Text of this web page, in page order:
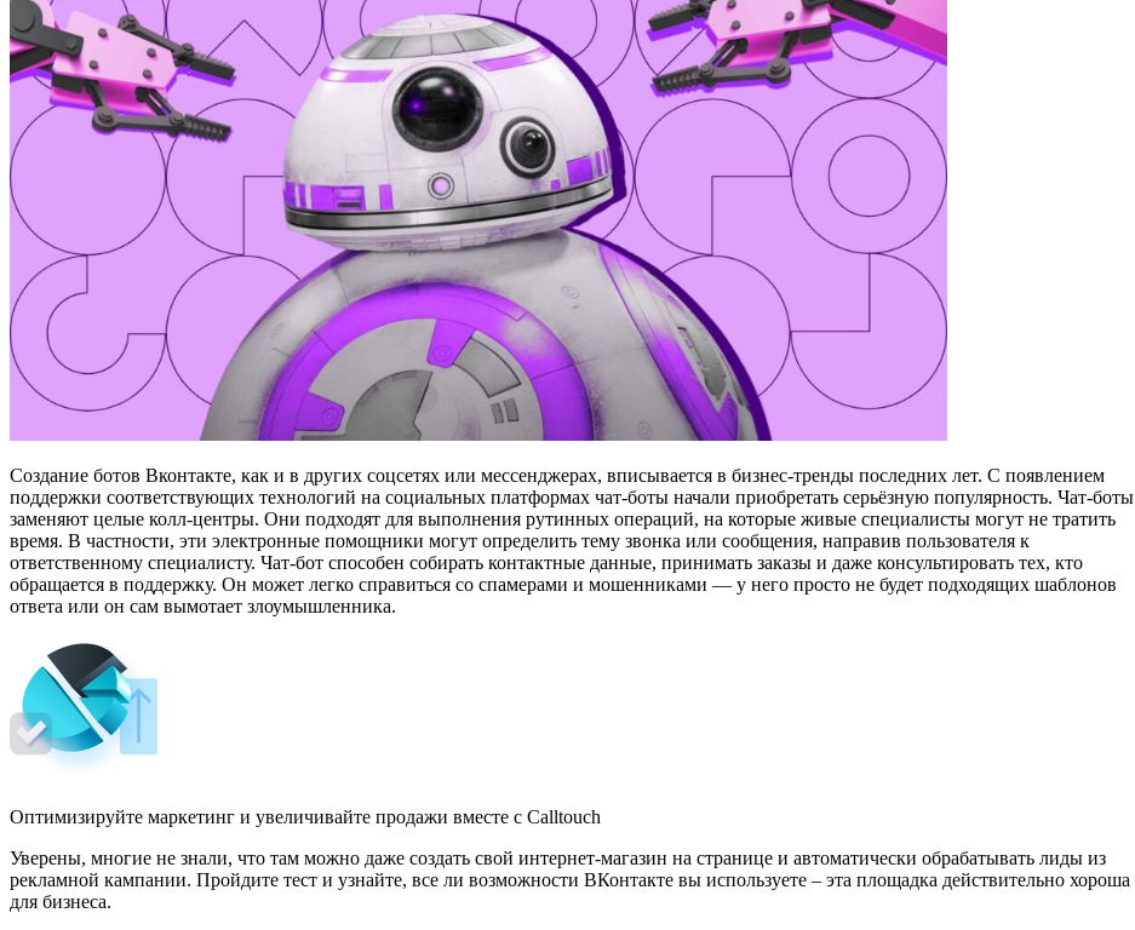
Создание ботов Вконтакте, как и в других соцсетях или мессенджерах, вписывается в бизнес-тренды последних лет. С появлением
поддержки соответствующих технологий на социальных платформах чат-боты начали приобретать серьёзную популярность. Чат-боты
заменяют целые колл-центры. Они подходят для выполнения рутинных операций, на которые живые специалисты могут не тратить
время. В частности, эти электронные помощники могут определить тему звонка или сообщения, направив пользователя к
ответственному специалисту. Чат-бот способен собирать контактные данные, принимать заказы и даже консультировать тех, кто
обращается в поддержку. Он может легко справиться со спамерами и мошенниками — у него просто не будет подходящих шаблонов
ответа или он сам вымотает злоумышленника.
Оптимизируйте маркетинг и увеличивайте продажи вместе с Calltouch
Уверены, многие не знали, что там можно даже создать свой интернет-магазин на странице и автоматически обрабатывать лиды из
рекламной кампании. Пройдите тест и узнайте, все ли возможности ВКонтакте вы используете – эта площадка действительно хороша
для бизнеса.